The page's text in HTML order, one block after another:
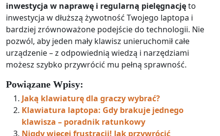
inwestycja w naprawę i regularną pielęgnacjęto
inwestycja w dłuższą żywotność Twojego laptopa i
bardziej zrównoważone podejście do technologii. Nie
pozwól, aby jeden mały klawisz unieruchomił całe
urządzenie – z odpowiednią wiedzą i narzędziami
możesz szybko przywrócić mu pełną sprawność.
Powiązane Wpisy:
Jaką klawiaturę dla graczy wybrać?
Klawiatura laptopa: Gdy brakuje jednego
klawisza – poradnik ratunkowy
Nigdy więcej frustracji! Jak przywrócić